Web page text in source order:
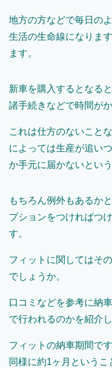
地方の方などで毎日の
生活の生命線になりま
ます。
新車を購入するとなる
諸手続きなどで時間が
これは仕方のないこと
によっては生産が追い
か手元に届かないとい
もちろん例外もあるか
プションをつければつ
す。
フィットに関してはそ
でしょうか。
口コミなどを参考に納
で行われるのかを紹介
フィットの納車期間で
同様に約1ヶ月というこ